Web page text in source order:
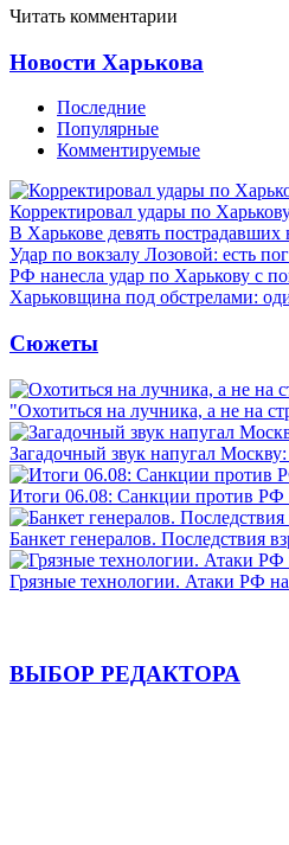
Читать комментарии
Новости Харькова
Последние
Популярные
Комментируемые
Корректировал удары по
В Харькове девять
Удар по вокзалу Лозовой: есть
РФ нанесла удар по Харькову с
Харьковщина под обстрелами:
Сюжеты
"Охотиться на лучника, а не на
Загадочный звук напугал
Итоги 06.08: Санкции против РФ
Банкет генералов. Последствия
Грязные технологии. Атаки РФ
ВЫБОР РЕДАКТОРА